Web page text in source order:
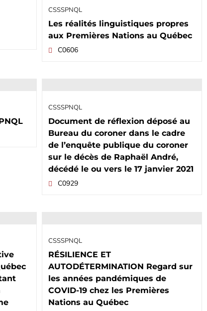
CSSSPNQL
Les réalités linguistiques propres
aux Premières Nations au Québec
C0606
CSSSPNQL
Document de réflexion déposé au
Bureau du coroner dans le cadre
de l’enquête publique du coroner
sur le décès de Raphaël André,
décédé le ou vers le 17 janvier 2021
C0929
CSSSPNQL
RÉSILIENCE ET
AUTODÉTERMINATION Regard sur
les années pandémiques de
COVID-19 chez les Premières
Nations au Québec